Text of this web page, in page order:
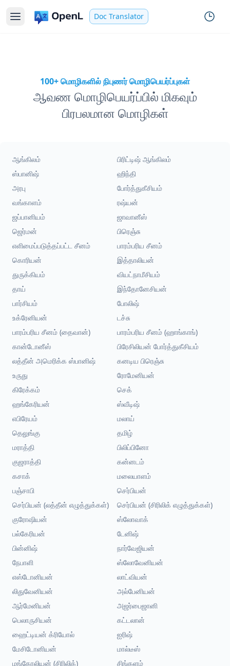
Doc Translator
100+ மொழிகளில் நிபுணர் மொழிபெயர்ப்புகள்
ஆவண மொழிபெயர்ப்பில் மிகவும்
பிரபலமான மொழிகள்
ஆங்கிலம்
பிரிட்டிஷ் ஆங்கிலம்
ஸ்பானிஷ்
ஹிந்தி
அரபு
போர்த்துகீசியம்
வங்காளம்
ரஷ்யன்
ஜப்பானியம்
ஜாவானீஸ்
ஜெர்மன்
பிரெஞ்சு
எளிமைப்படுத்தப்பட்ட சீனம்
பாரம்பரிய சீனம்
கொரியன்
இத்தாலியன்
துருக்கியம்
வியட்நாமீசியம்
தாய்
இந்தோனேசியன்
பார்சியம்
போலிஷ்
உக்ரேனியன்
டச்சு
பாரம்பரிய சீனம் (தைவான்)
பாரம்பரிய சீனம் (ஹாங்காங்)
கான்டோனீஸ்
பிரேசிலியன் போர்த்துகீசியம்
லத்தீன் அமெரிக்க ஸ்பானிஷ்
கனடிய பிரெஞ்சு
உருது
ரோமேனியன்
கிரேக்கம்
செக்
ஹங்கேரியன்
ஸ்வீடிஷ்
எபிரேயம்
மலாய்
தெலுங்கு
தமிழ்
மராத்தி
பிலிப்பினோ
குஜராத்தி
கன்னடம்
கசாக்
மலையாளம்
பஞ்சாபி
செர்பியன்
செர்பியன் (லத்தீன் எழுத்துக்கள்)
செர்பியன் (சிரிலிக் எழுத்துக்கள்)
குரோஷியன்
ஸ்லோவாக்
பல்கேரியன்
டேனிஷ்
பின்னிஷ்
நார்வேஜியன்
நேபாளி
ஸ்லோவேனியன்
எஸ்டோனியன்
லாட்வியன்
லிதுவேனியன்
அல்பேனியன்
ஆர்மேனியன்
அஜர்பைஜானி
பெலாருசியன்
கட்டலான்
ஹைட்டியன் க்ரியோல்
ஐரிஷ்
மேசிடோனியன்
மால்டீஸ்
மங்கோலியன் (சிரிலிக்)
சிங்களம்